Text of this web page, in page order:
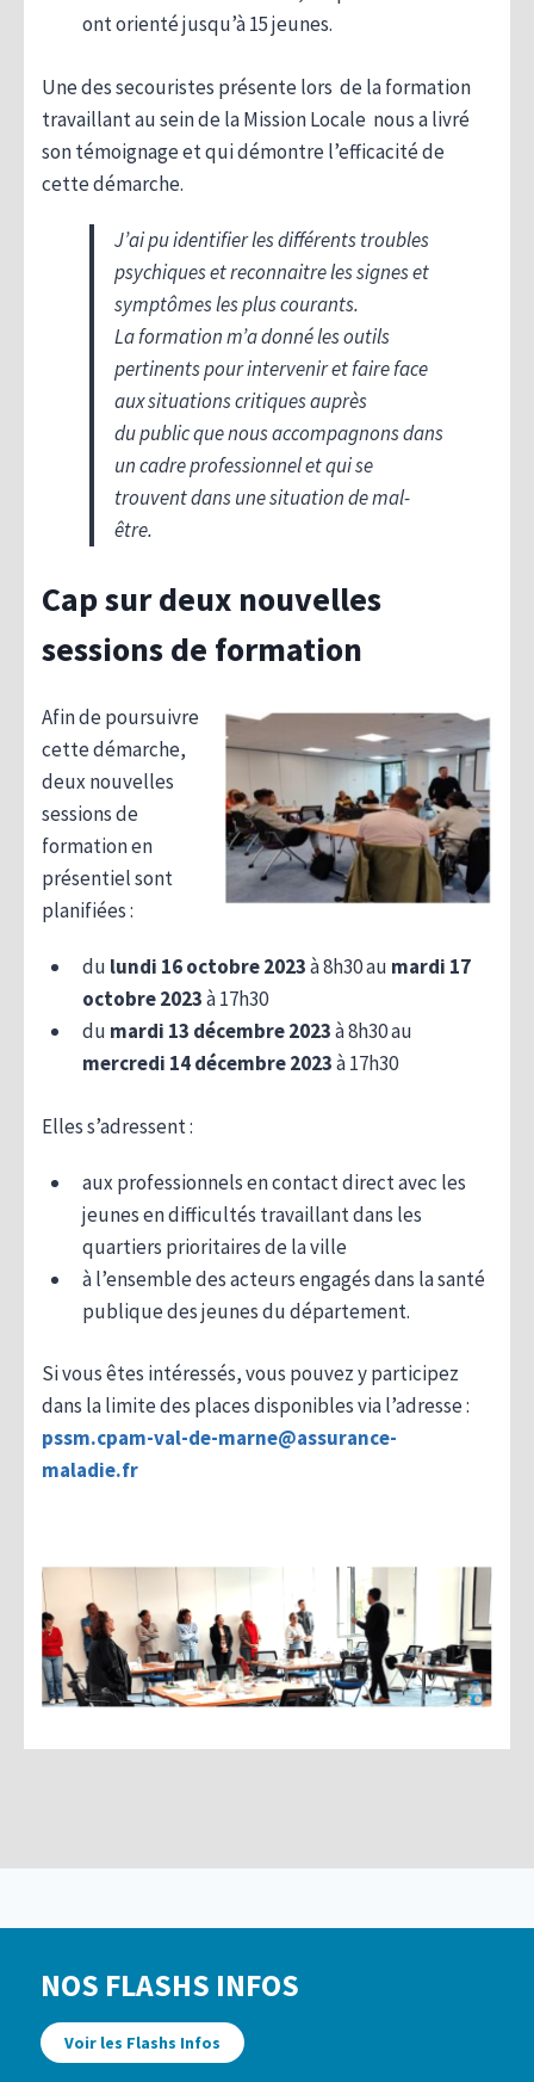
ont orienté jusqu’à 15 jeunes.
Une des secouristes présente lors de la formation
travaillant au sein de la Mission Locale nous a livré
son témoignage et qui démontre l’efficacité de
cette démarche.
J’ai pu identifier les différents troubles
psychiques et reconnaitre les signes et
symptômes les plus courants.
La formation m’a donné les outils
pertinents pour intervenir et faire face
aux situations critiques auprès
du public que nous accompagnons dans
un cadre professionnel et qui se
trouvent dans une situation de mal-
être.
Cap sur deux nouvelles
sessions de formation
Afin de poursuivre
cette démarche,
deux nouvelles
sessions de
formation en
présentiel sont
planifiées:
du lundi 16 octobre 2023à 8h30 au mardi 17
octobre 2023à 17h30
du mardi 13 décembre 2023à 8h30 au
mercredi 14 décembre2023à 17h30
Elles s’adressent :
aux professionnels en contact direct avec les
jeunes en difficultés travaillant dans les
quartiers prioritaires de la ville
à l’ensemble des acteurs engagés dans la santé
publique des jeunes du département.
Si vous êtes intéressés, vous pouvez y participez
dans la limite des places disponibles via l’adresse :
pssm.cpam-val-de-marne@assurance-
maladie.fr
NOS FLASHS INFOS
Voir les Flashs Infos